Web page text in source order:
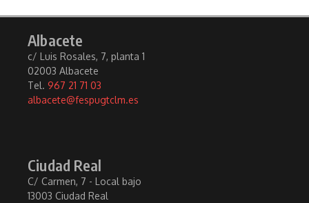
Albacete
c/ Luis Rosales, 7, planta 1
02003 Albacete
Tel. 967 21 71 03
albacete@fespugtclm.es
Ciudad Real
C/ Carmen, 7 - Local bajo
13003 Ciudad Real